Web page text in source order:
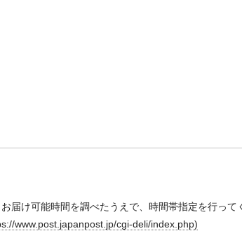
届け可能時間を調べたうえで、時間帯指定を行って
www.post.japanpost.jp/cgi-deli/index.php)